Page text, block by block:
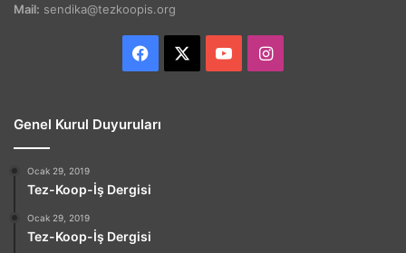
Mail: sendika@tezkoopis.org
Facebook YouTubeInstagram
Genel Kurul Duyuruları
Ocak 29, 2019
Tez-Koop-İş Dergisi
Ocak 29, 2019
Tez-Koop-İş Dergisi